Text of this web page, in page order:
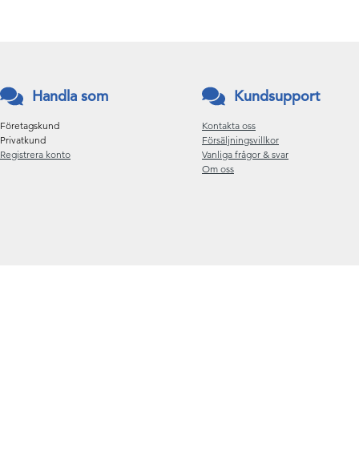
Handla som
Företagskund
Privatkund
Registrera konto
Kundsupport
Kontakta oss
Försäljningsvillkor
Vanliga frågor & svar
Om oss